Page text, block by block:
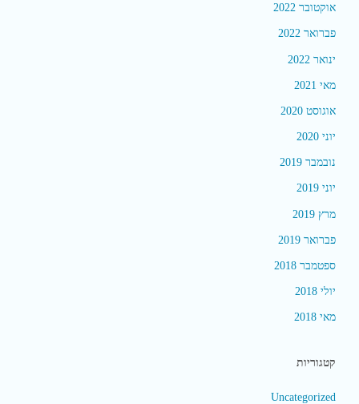
אוקטובר 2022
פברואר 2022
ינואר 2022
מאי 2021
אוגוסט 2020
יוני 2020
נובמבר 2019
יוני 2019
מרץ 2019
פברואר 2019
ספטמבר 2018
יולי 2018
מאי 2018
קטגוריות
Uncategorized